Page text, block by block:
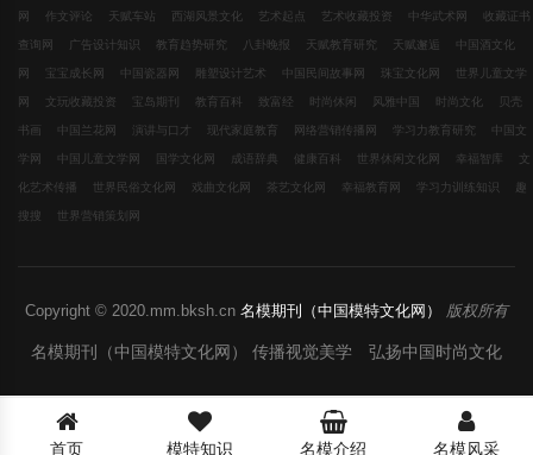
网 作文评论 天赋车站 西湖风景文化 艺术起点 艺术收藏投资 中华武术网 收藏证书
查询网 广告设计知识 教育趋势研究 八卦晚报 天赋教育研究 天赋邂逅 中国酒文化
网 宝宝成长网 中国瓷器网 雕塑设计艺术 中国民间故事网 珠宝文化网 世界儿童文学
网 文玩收藏投资 宝岛期刊 教育百科 致富经 时尚休闲 风雅中国 时尚文化 贝壳
书画 中国兰花网 演讲与口才 现代家庭教育 网络营销传播网 学习力教育研究 中国文
学网 中国儿童文学网 国学文化网 成语辞典 健康百科 世界休闲文化网 幸福智库 文
化艺术传播 世界民俗文化网 戏曲文化网 茶艺文化网 幸福教育网 学习力训练知识 趣
搜搜 世界营销策划网
Copyright © 2020.mm.bksh.cn 名模期刊（中国模特文化网） 版权所有
名模期刊（中国模特文化网） 传播视觉美学 弘扬中国时尚文化
首页 模特知识 名模介绍 名模风采